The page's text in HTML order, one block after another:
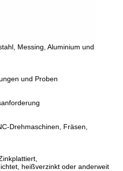
Messing, Aluminium und
und Proben
Drehmaschinen, Fräsen,
heißverzinkt oder anderweit